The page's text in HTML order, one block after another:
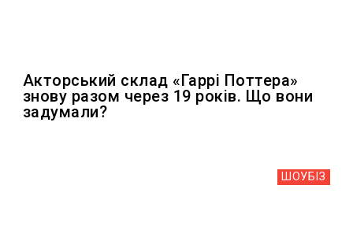
Акторський склад «Гаррі Поттера»
знову разом через 19 років. Що вони
задумали?
ШОУБIЗ